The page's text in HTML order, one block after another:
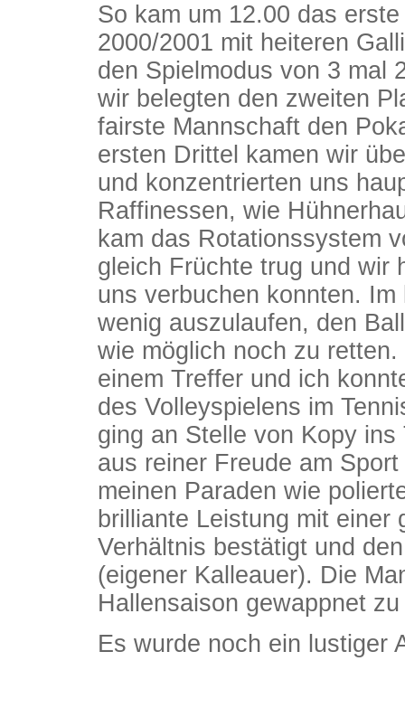
So kam um 12.00 das
2000/2001 mit heiteren
den Spielmodus von 3 mal
wir belegten den zweiten
fairste Mannschaft den
ersten Drittel kamen wir
und konzentrierten uns
Raffinessen, wie
kam das Rotationssystem
gleich Früchte trug und wir
uns verbuchen konnten.
wenig auszulaufen, den
wie möglich noch zu
einem Treffer und ich
des Volleyspielens im
ging an Stelle von Kopy
aus reiner Freude am
meinen Paraden wie
brilliante Leistung mit einer
Verhältnis bestätigt und
(eigener Kalleauer). Die
Hallensaison gewappnet
Es wurde noch ein lustiger